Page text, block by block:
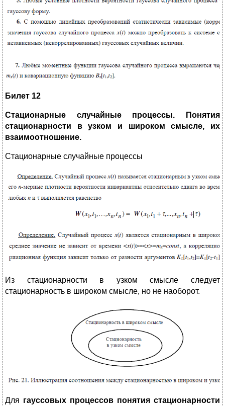
Билет 12
Стационарные случайные процессы. Понятия
стационарности в узком и широком смысле, их
взаимоотношение.
Стационарные случайные процессы
Из стационарности в узком смысле следует
стационарность в широком смысле, но не наоборот.
Для гауссовых процессов понятия стационарности